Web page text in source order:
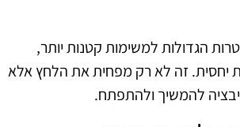
הגדולות למשימות קטנות יותר,
יחסית. זה לא רק מפחית את הלחץ אלא
להמשיך ולהתפתח.